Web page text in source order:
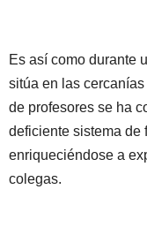
Es así como durante
sitúa en las
de profesores se ha
deficiente sistema de
enriqueciéndose a
colegas.